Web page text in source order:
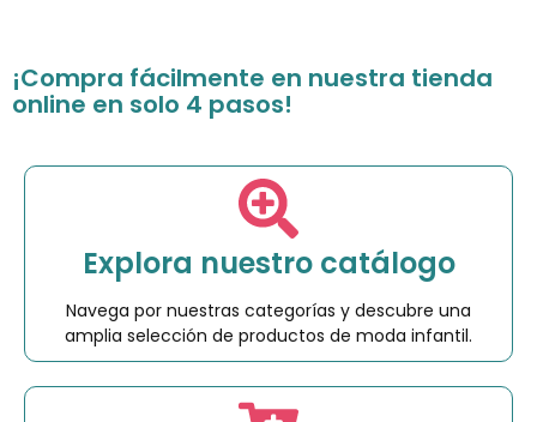
¡Compra fácilmente en nuestra tienda
online en solo 4 pasos!
Explora nuestro catálogo
Navega por nuestras categorías y descubre una
amplia selección de productos de moda infantil.